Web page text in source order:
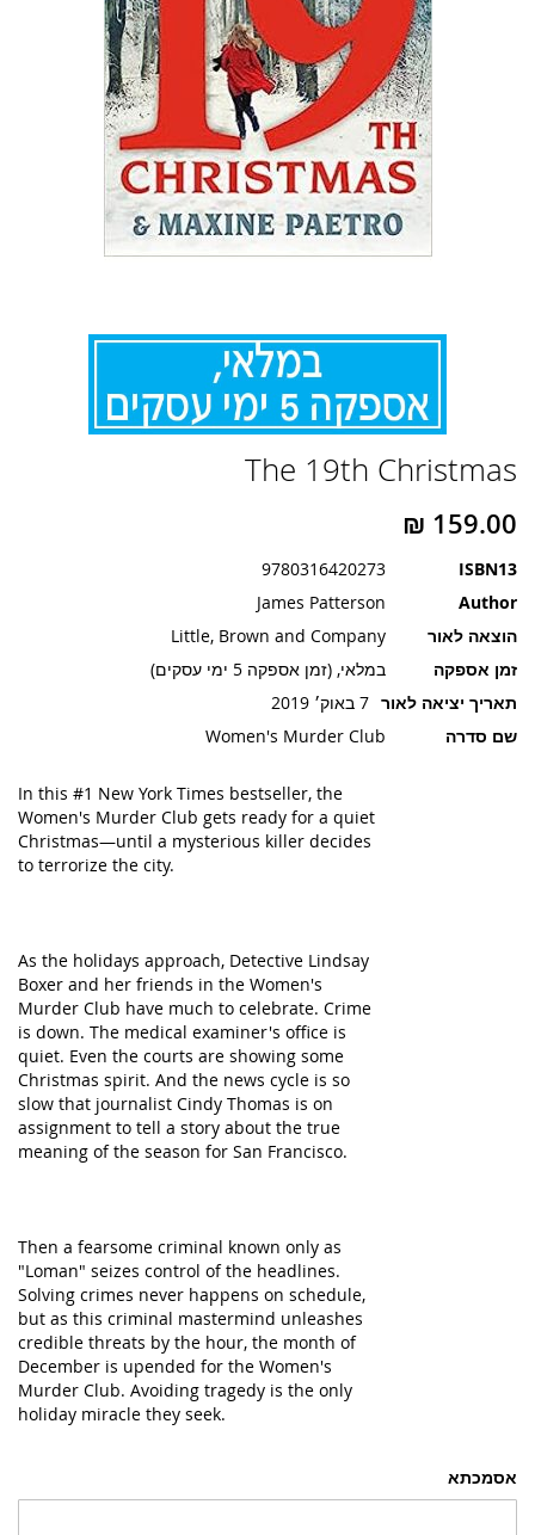
אסמכתא
The 19th Christmas
ISBN13
9780316420273
Author
James Patterson
הוצאה לאור
Little, Brown and Company
זמן אספקה
במלאי, (זמן אספקה 5 ימי עסקים)
תאריך יציאה לאור 7 באוק׳ 2019
שם סדרה
Women's Murder Club
In this #1 New York Times bestseller, the
Women's Murder Club gets ready for a quiet
Christmas—until a mysterious killer decides
to terrorize the city.
As the holidays approach, Detective Lindsay
Boxer and her friends in the Women's
Murder Club have much to celebrate. Crime
is down. The medical examiner's office is
quiet. Even the courts are showing some
Christmas spirit. And the news cycle is so
slow that journalist Cindy Thomas is on
assignment to tell a story about the true
meaning of the season for San Francisco.
Then a fearsome criminal known only as
"Loman" seizes control of the headlines.
Solving crimes never happens on schedule,
but as this criminal mastermind unleashes
credible threats by the hour, the month of
December is upended for the Women's
Murder Club. Avoiding tragedy is the only
holiday miracle they seek.
להתחלה
גלריית
תמונות